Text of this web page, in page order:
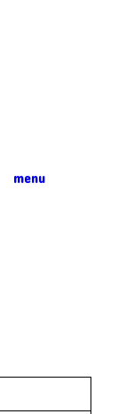
menu